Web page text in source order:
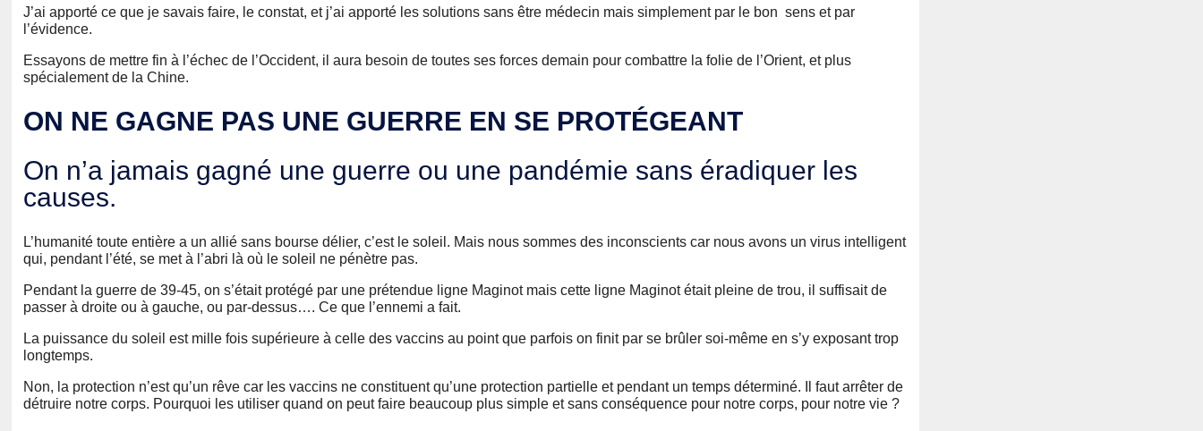
J’ai apporté ce que je savais faire, le constat, et j’ai apporté les solutions sans être médecin mais simplement par le bon sens et par
l’évidence.
Essayons de mettre fin à l’échec de l’Occident, il aura besoin de toutes ses forces demain pour combattre la folie de l’Orient, et plus
spécialement de la Chine.
ON NE GAGNE PAS UNE GUERRE EN SE PROTÉGEANT
On n’a jamais gagné une guerre ou une pandémie sans éradiquer les
causes.
L’humanité toute entière a un allié sans bourse délier, c’est le soleil. Mais nous sommes des inconscients car nous avons un virus intelligent
qui, pendant l’été, se met à l’abri là où le soleil ne pénètre pas.
Pendant la guerre de 39-45, on s’était protégé par une prétendue ligne Maginot mais cette ligne Maginot était pleine de trou, il suffisait de
passer à droite ou à gauche, ou par-dessus…. Ce que l’ennemi a fait.
La puissance du soleil est mille fois supérieure à celle des vaccins au point que parfois on finit par se brûler soi-même en s’y exposant trop
longtemps.
Non, la protection n’est qu’un rêve car les vaccins ne constituent qu’une protection partielle et pendant un temps déterminé. Il faut arrêter de
détruire notre corps. Pourquoi les utiliser quand on peut faire beaucoup plus simple et sans conséquence pour notre corps, pour notre vie ?